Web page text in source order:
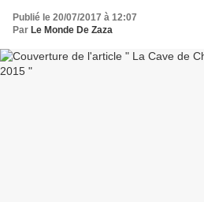
Publié le 20/07/2017 à 12:07
Par Le Monde De Zaza